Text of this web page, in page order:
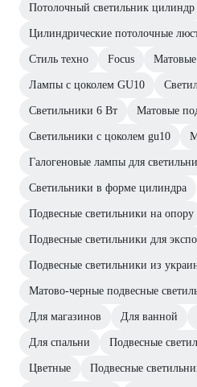
Потолочный светильник цилиндр
Цилиндрические потолочные
Стиль техно Focus Матовые
Лампы с цоколем GU10
Светильники 6 Вт Матовые
Светильники с цоколем gu10
Галогеновые лампы для
Светильники в форме цилиндра
Подвесные светильники на опору
Подвесные светильники для
Подвесные светильники из
Матово-черные подвесные
Для магазинов Для ванной
Для спальни Подвесные
Цветные Подвесные